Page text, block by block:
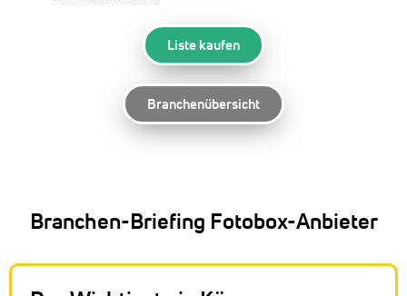
Liste kaufen
Branchenübersicht
Branchen-Briefing Fotobox-Anbieter